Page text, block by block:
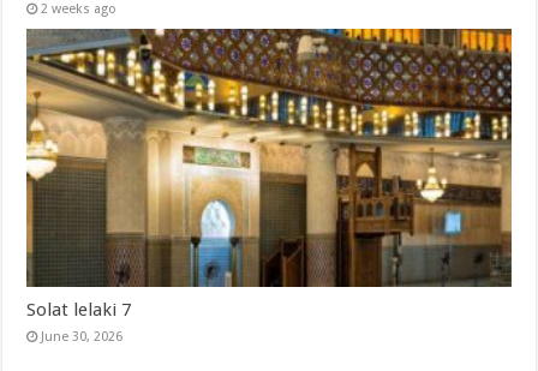
2 weeks ago
Solat lelaki 7
June 30, 2026